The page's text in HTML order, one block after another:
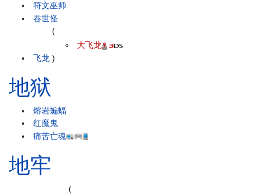
符文巫师
吞世怪
飞龙
(
大飞龙
)
地狱
熔岩蝙蝠
红魔鬼
痛苦亡魂
地牢
(